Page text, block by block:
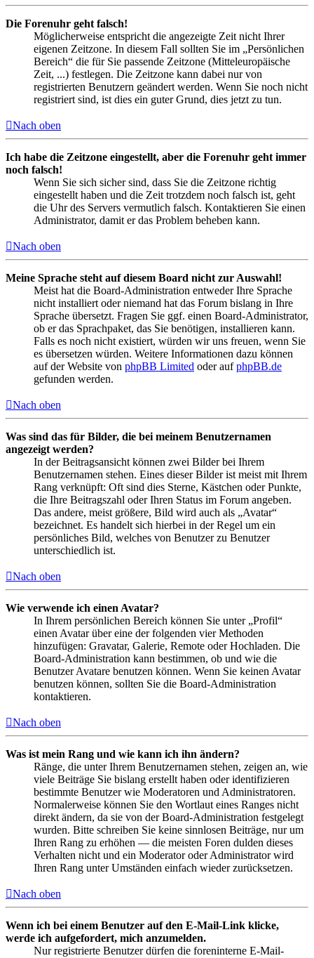
Die Forenuhr geht falsch!
Möglicherweise entspricht die angezeigte Zeit nicht Ihrer
eigenen Zeitzone. In diesem Fall sollten Sie im „Persönlichen
Bereich“ die für Sie passende Zeitzone (Mitteleuropäische
Zeit, ...) festlegen. Die Zeitzone kann dabei nur von
registrierten Benutzern geändert werden. Wenn Sie noch nicht
registriert sind, ist dies ein guter Grund, dies jetzt zu tun.
Nach oben
Ich habe die Zeitzone eingestellt, aber die Forenuhr geht immer
noch falsch!
Wenn Sie sich sicher sind, dass Sie die Zeitzone richtig
eingestellt haben und die Zeit trotzdem noch falsch ist, geht
die Uhr des Servers vermutlich falsch. Kontaktieren Sie einen
Administrator, damit er das Problem beheben kann.
Nach oben
Meine Sprache steht auf diesem Board nicht zur Auswahl!
Meist hat die Board-Administration entweder Ihre Sprache
nicht installiert oder niemand hat das Forum bislang in Ihre
Sprache übersetzt. Fragen Sie ggf. einen Board-Administrator,
ob er das Sprachpaket, das Sie benötigen, installieren kann.
Falls es noch nicht existiert, würden wir uns freuen, wenn Sie
es übersetzen würden. Weitere Informationen dazu können
auf der Website von phpBB Limited oder aufphpBB.de
gefunden werden.
Nach oben
Was sind das für Bilder, die bei meinem Benutzernamen
angezeigt werden?
In der Beitragsansicht können zwei Bilder bei Ihrem
Benutzernamen stehen. Eines dieser Bilder ist meist mit Ihrem
Rang verknüpft: Oft sind dies Sterne, Kästchen oder Punkte,
die Ihre Beitragszahl oder Ihren Status im Forum angeben.
Das andere, meist größere, Bild wird auch als „Avatar“
bezeichnet. Es handelt sich hierbei in der Regel um ein
persönliches Bild, welches von Benutzer zu Benutzer
unterschiedlich ist.
Nach oben
Wie verwende ich einen Avatar?
In Ihrem persönlichen Bereich können Sie unter „Profil“
einen Avatar über eine der folgenden vier Methoden
hinzufügen: Gravatar, Galerie, Remote oder Hochladen. Die
Board-Administration kann bestimmen, ob und wie die
Benutzer Avatare benutzen können. Wenn Sie keinen Avatar
benutzen können, sollten Sie die Board-Administration
kontaktieren.
Nach oben
Was ist mein Rang und wie kann ich ihn ändern?
Ränge, die unter Ihrem Benutzernamen stehen, zeigen an, wie
viele Beiträge Sie bislang erstellt haben oder identifizieren
bestimmte Benutzer wie Moderatoren und Administratoren.
Normalerweise können Sie den Wortlaut eines Ranges nicht
direkt ändern, da sie von der Board-Administration festgelegt
wurden. Bitte schreiben Sie keine sinnlosen Beiträge, nur um
Ihren Rang zu erhöhen — die meisten Foren dulden dieses
Verhalten nicht und ein Moderator oder Administrator wird
Ihren Rang unter Umständen einfach wieder zurücksetzen.
Nach oben
Wenn ich bei einem Benutzer auf den E-Mail-Link klicke,
werde ich aufgefordert, mich anzumelden.
Nur registrierte Benutzer dürfen die foreninterne E-Mail-